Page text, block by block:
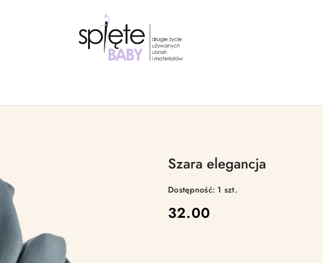
Szara elegancja
Dostępność: 1 szt.
cena:
32.00